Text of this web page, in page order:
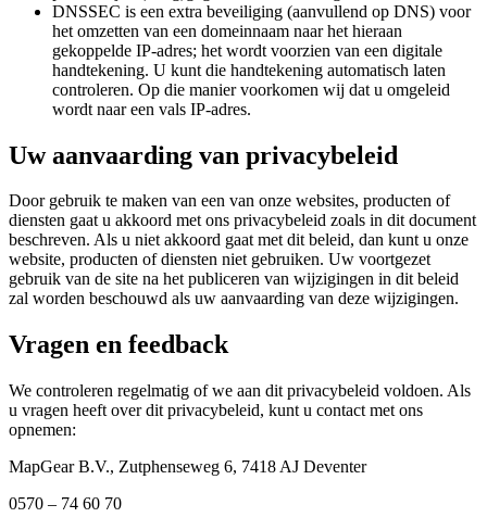
DNSSEC is een extra beveiliging (aanvullend op DNS) voor
het omzetten van een domeinnaam naar het hieraan
gekoppelde IP-adres; het wordt voorzien van een digitale
handtekening. U kunt die handtekening automatisch laten
controleren. Op die manier voorkomen wij dat u omgeleid
wordt naar een vals IP-adres.
Uw aanvaarding van privacybeleid
Door gebruik te maken van een van onze websites, producten of
diensten gaat u akkoord met ons privacybeleid zoals in dit document
beschreven. Als u niet akkoord gaat met dit beleid, dan kunt u onze
website, producten of diensten niet gebruiken. Uw voortgezet
gebruik van de site na het publiceren van wijzigingen in dit beleid
zal worden beschouwd als uw aanvaarding van deze wijzigingen.
Vragen en feedback
We controleren regelmatig of we aan dit privacybeleid voldoen. Als
u vragen heeft over dit privacybeleid, kunt u contact met ons
opnemen:
MapGear B.V., Zutphenseweg 6, 7418 AJ Deventer
0570 – 74 60 70